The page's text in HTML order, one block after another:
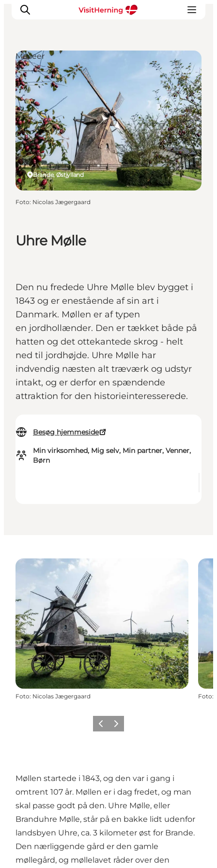
Det sker
Spis, drik og shop
Kunstlandet
Se og oplev
Find vej
Sov godt
Book overnatning
Uhre Mølle
Den nu fredede Uhre Mølle blev bygget i
1843 og er enestående af sin art i
Danmark. Møllen er af typen
en jordhollænder. Den er tækket både på
hatten og det ottekantede skrog - helt
ned til jordhøjde. Uhre Mølle har
indvendig næsten alt træværk og udstyr
intakt, og er derfor en spændende
attraktion for den historieinteresserede.
Besøg hjemmeside
Min virksomhed, Mig selv, Min partner, Venner,
Børn
Brande, Østjylland
Museer
Foto: Nicolas Jægergaard
Foto: Nicolas Jægergaard Foto:
Forrige billede
Næste billede
Møllen startede i 1843, og den var i gang i
omtrent 107 år. Møllen er i dag fredet, og man
skal passe godt på den. Uhre Mølle, eller
Branduhre Mølle, står på en bakke lidt udenfor
landsbyen Uhre, ca. 3 kilometer øst for Brande.
Den nærliggende gård er den gamle
møllegård, og møllelavet råder over den